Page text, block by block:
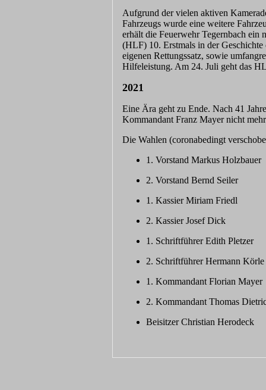
Aufgrund der vielen aktiven
Fahrzeugs wurde eine weitere
erhält die Feuerwehr Tegernbach ein
(HLF) 10. Erstmals in der
eigenen Rettungssatz, sowie
Hilfeleistung. Am 24. Juli geht das
2021
Eine Ära geht zu Ende. Nach 41
Kommandant Franz Mayer nicht
Die Wahlen (coronabedingt
1. Vorstand Markus Holzbauer
2. Vorstand Bernd Seiler
1. Kassier Miriam Friedl
2. Kassier Josef Dick
1. Schriftführer Edith Pletzer
2. Schriftführer Hermann Körle
1. Kommandant Florian Mayer
2. Kommandant Thomas
Beisitzer Christian Herodeck